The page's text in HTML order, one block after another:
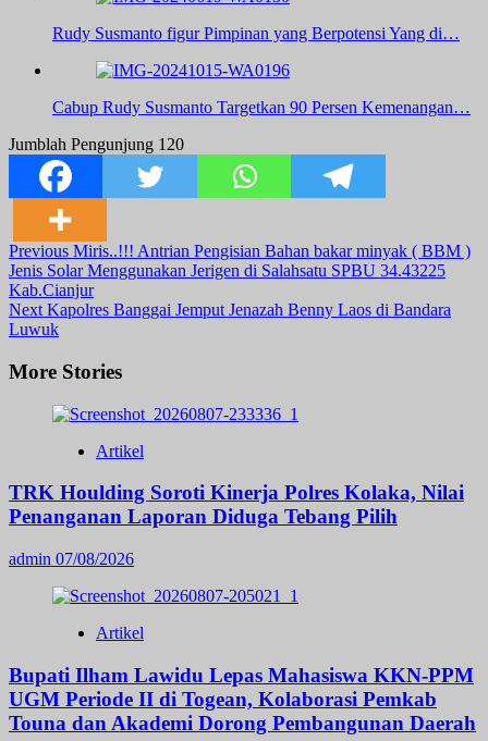
Rudy Susmanto figur Pimpinan yang Berpotensi Yang di…
Cabup Rudy Susmanto Targetkan 90 Persen Kemenangan…
Jumblah Pengunjung 120
Post
Navigation
Previous Miris..!!! Antrian Pengisian Bahan bakar minyak ( BBM )
Jenis Solar Menggunakan Jerigen di Salahsatu SPBU 34.43225
Kab.Cianjur
Next Kapolres Banggai Jemput Jenazah Benny Laos di Bandara
Luwuk
More Stories
Artikel
TRK Houlding Soroti Kinerja Polres Kolaka, Nilai
Penanganan Laporan Diduga Tebang Pilih
admin 07/08/2026
Artikel
Bupati Ilham Lawidu Lepas Mahasiswa KKN-PPM
UGM Periode II di Togean, Kolaborasi Pemkab
Touna dan Akademi Dorong Pembangunan Daerah